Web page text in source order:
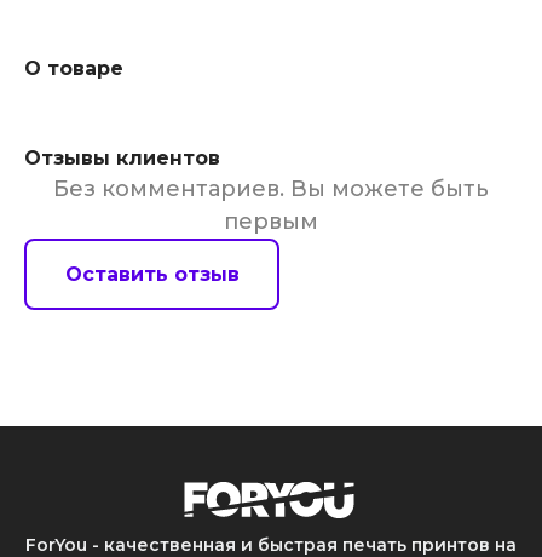
О товаре
Отзывы клиентов
Без комментариев. Вы можете быть
первым
Оставить отзыв
ForYou - качественная и быстрая печать принтов на